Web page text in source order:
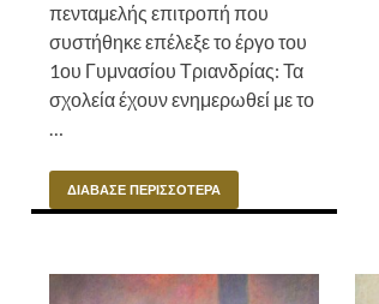
πενταμελής επιτροπή που
συστήθηκε επέλεξε το έργο του
1ου Γυμνασίου Τριανδρίας: Τα
σχολεία έχουν ενημερωθεί με το
…
ΔΙΆΒΑΣΕ ΠΕΡΙΣΣΌΤΕΡΑ